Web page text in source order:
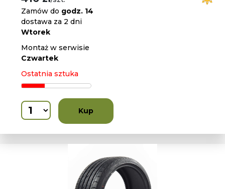
Zamów do godz. 14
dostawa za 2 dni
Wtorek
Montaż w serwisie
Czwartek
Ostatnia sztuka
Kup